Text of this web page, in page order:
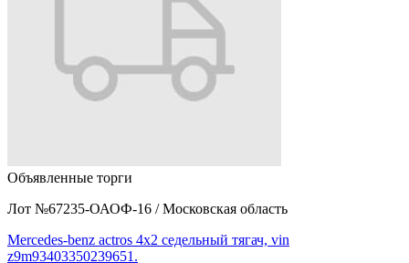
Объявленные торги
Лот №67235-ОАОФ-16 / Московская область
Mercedes-benz actros 4x2 седельный тягач, vin
z9m93403350239651.